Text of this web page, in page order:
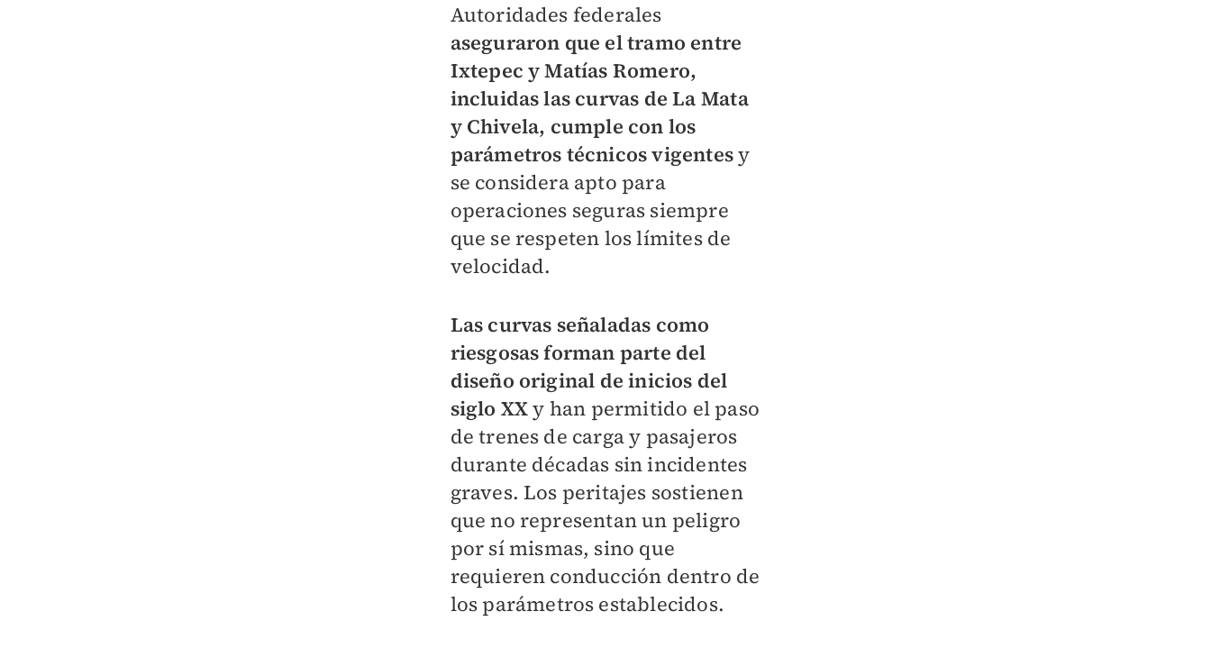
Autoridades federales
aseguraron que el tramo entre
Ixtepec y Matías Romero,
incluidas las curvas de La Mata
y Chivela, cumple con los
parámetros técnicos vigentesy
se considera apto para
operaciones seguras siempre
que se respeten los límites de
velocidad.
Las curvas señaladas como
riesgosas forman parte del
diseño original de inicios del
siglo XXy han permitido el paso
de trenes de carga y pasajeros
durante décadas sin incidentes
graves. Los peritajes sostienen
que no representan un peligro
por sí mismas, sino que
requieren conducción dentro de
los parámetros establecidos.